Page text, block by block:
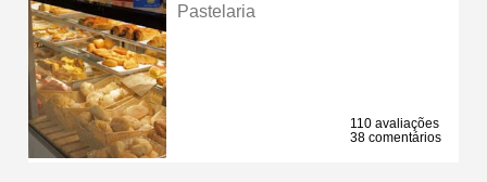
Pastelaria
110 avaliações
38 comentários